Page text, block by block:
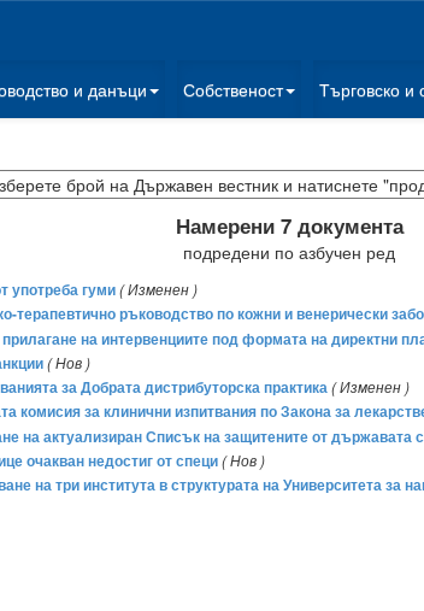
и данъци Собственост Търговско и
Намерени 7 документа
подредени по азбучен ред
употреба гуми( Изменен )
ръководство по кожни и венерически
на интервенциите под формата на директни
( Нов )
за Добрата дистрибуторска практика( Изменен )
комисия за клинични изпитвания по Закона за
на актуализиран Списък на защитените от държавата
очакван недостиг от специ( Нов )
на три института в структурата на Университета за